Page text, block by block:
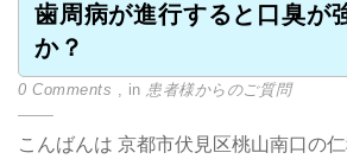
歯周病が進行すると口臭が
か？
0 Comments , in 患者様からのご質問
こんばんは 京都市伏見区桃山南口の